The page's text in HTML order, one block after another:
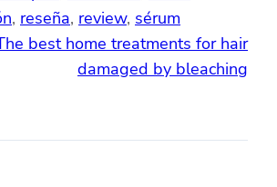
, reseña, review, sérum
best home treatments for hair
damaged by bleaching